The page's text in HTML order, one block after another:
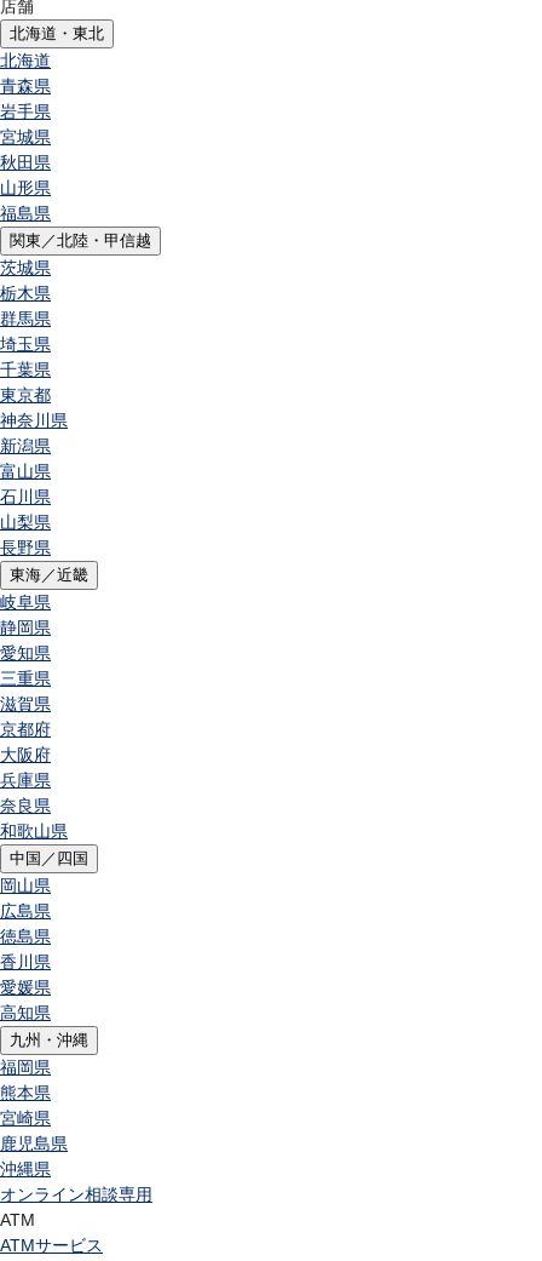
店舗
北海道・東北
北海道
青森県
岩手県
宮城県
秋田県
山形県
福島県
関東／北陸・甲信越
茨城県
栃木県
群馬県
埼玉県
千葉県
東京都
神奈川県
新潟県
富山県
石川県
山梨県
長野県
東海／近畿
岐阜県
静岡県
愛知県
三重県
滋賀県
京都府
大阪府
兵庫県
奈良県
和歌山県
中国／四国
岡山県
広島県
徳島県
香川県
愛媛県
高知県
九州・沖縄
福岡県
熊本県
宮崎県
鹿児島県
沖縄県
オンライン相談専用
ATM
ATMサービス